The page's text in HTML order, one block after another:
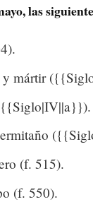
las
mártir
(f. 515).
(f. 550).